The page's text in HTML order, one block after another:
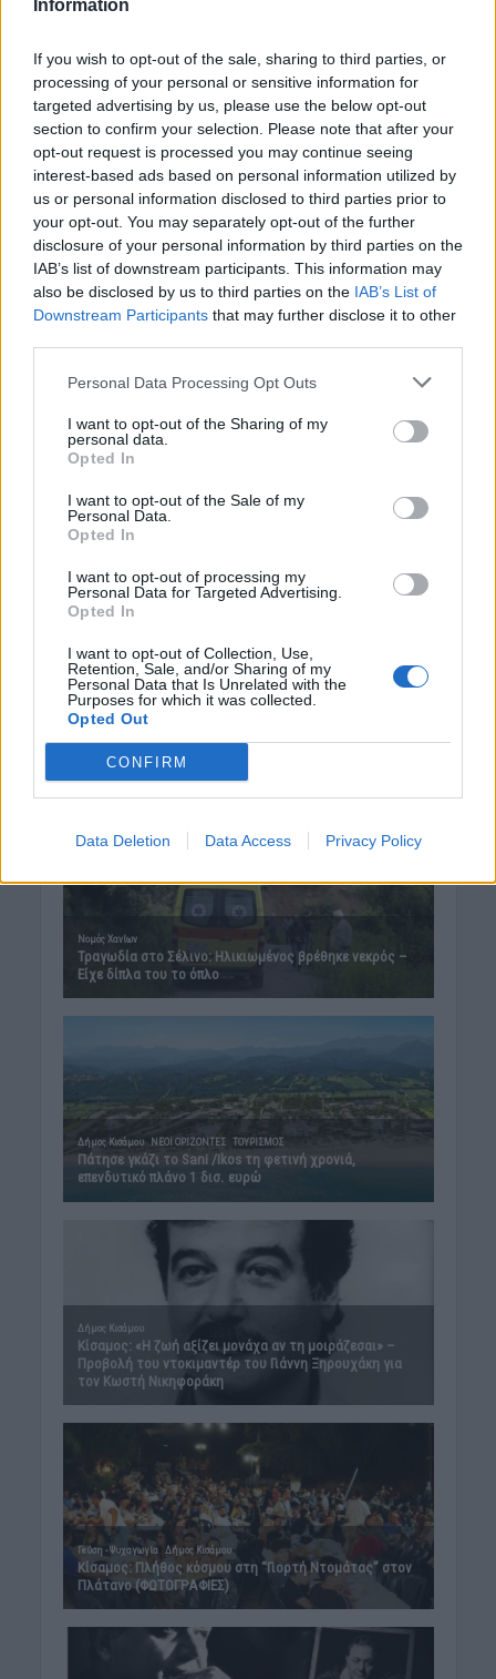
Information
If you wish to opt-out of the sale, sharing to third parties, or
processing of your personal or sensitive information for
targeted advertising by us, please use the below opt-out
section to confirm your selection. Please note that after your
opt-out request is processed you may continue seeing
interest-based ads based on personal information utilized by
us or personal information disclosed to third parties prior to
your opt-out. You may separately opt-out of the further
disclosure of your personal information by third parties on the
IAB’s list of downstream participants. This information may
also be disclosed by us to third parties on the IAB’s List of
Downstream Participants that may further disclose it to other
Personal Data Processing Opt Outs
I want to opt-out of the Sharing of my
personal data.
Opted In
I want to opt-out of the Sale of my
Personal Data.
Opted In
I want to opt-out of processing my
Personal Data for Targeted Advertising.
Opted In
I want to opt-out of Collection, Use,
Retention, Sale, and/or Sharing of my
Personal Data that Is Unrelated with the
Purposes for which it was collected.
Opted Out
CONFIRM
Data Deletion Data Access Privacy Policy
ΕΛΛΑΔΑ
Νέα ταυτότητα: Ποιους φορείς
πρέπει να ενημερώσετε μετά την
εκδόσή της
6 Αυγούστου 2026 17:20
ΕΝΔΙΑΦΕΡΟΝΤΑ
Αυτά είναι τα δέντρα που βοηθούν
στην προστασία των σπιτιών μας
από τις φωτιές
6 Αυγούστου 2026 17:16
ίσως να μην γνωρίζεις
ΝΟΜΌΣ ΧΑΝΊΩΝ
6 Αυγούστου 2026 17:03
Δημοφιλή αυτή την εβδομάδα